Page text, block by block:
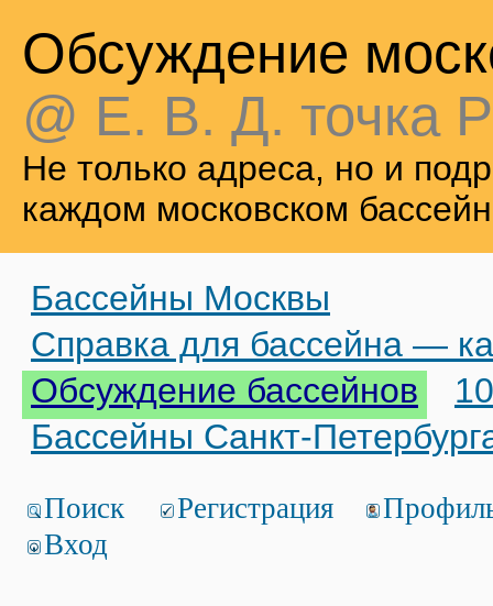
Обсуждение
@ Е. В. Д. точка
Не только адреса, но и
каждом московском
Бассейны Москвы
Справка для бассейна —
Обсуждение бассейнов
Бассейны Санкт-
Поиск Регистрация
Вход